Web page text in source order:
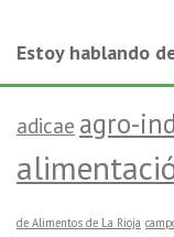
Estoy hablando
adicae agro-
de Alimentos de La Rioja